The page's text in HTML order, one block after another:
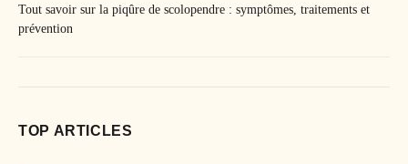
Tout savoir sur la piqûre de scolopendre : symptômes, traitements et
prévention
TOP ARTICLES